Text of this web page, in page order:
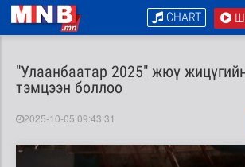
CHART
"Улаанбаатар 2025" жюү
тэмцээн боллоо
2025-10-05 09:43:31